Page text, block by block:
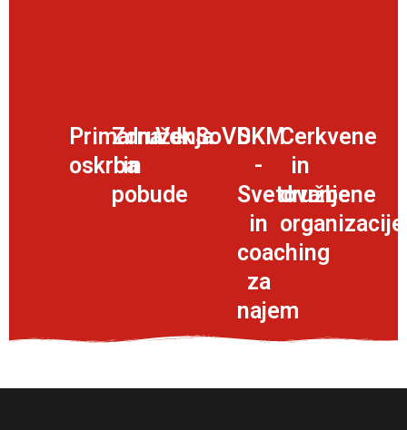
Primarna
oskrba
Združenja
in
pobude
VdkSoVDSKM
-
Svetovanje
in
coaching
za
najem
Cerkvene
in
družbene
organizacije